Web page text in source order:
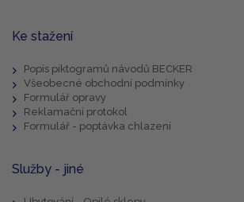
Ke stažení
Popis piktogramů návodů BECKER
Všeobecné obchodní podmínky
Formulář opravy
Reklamační protokol
Formulář - poptávka chlazení
Služby - jiné